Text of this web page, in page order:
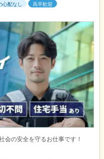
心配なし 高卒歓迎
会の安全を守るお仕事です！